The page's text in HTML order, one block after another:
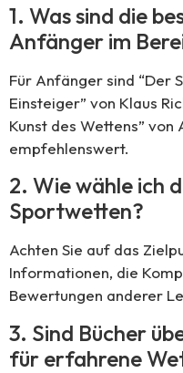
1. Was sind die
Anfänger im
Für Anfänger sind “Der
Einsteiger” von Klaus
Kunst des Wettens”
empfehlenswert.
2. Wie wähle ich
Sportwetten?
Achten Sie auf das
Informationen, die
Bewertungen anderer
3. Sind Bücher
für erfahrene